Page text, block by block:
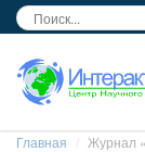
Главная Журнал